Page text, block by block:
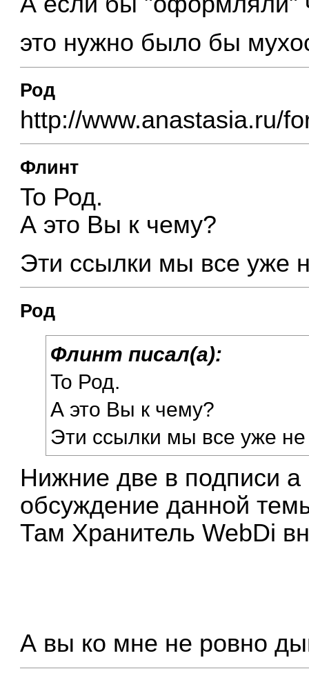
это нужно было бы
Род
http://www.anastasia.ru/
Флинт
To Род.
А это Вы к чему?
Эти ссылки мы все уже
Род
Флинт писал(а):
To Род.
А это Вы к чему?
Эти ссылки мы все уже
Нижние две в подписи
обсуждение данной
Там Хранитель WebDi
А вы ко мне не ровно